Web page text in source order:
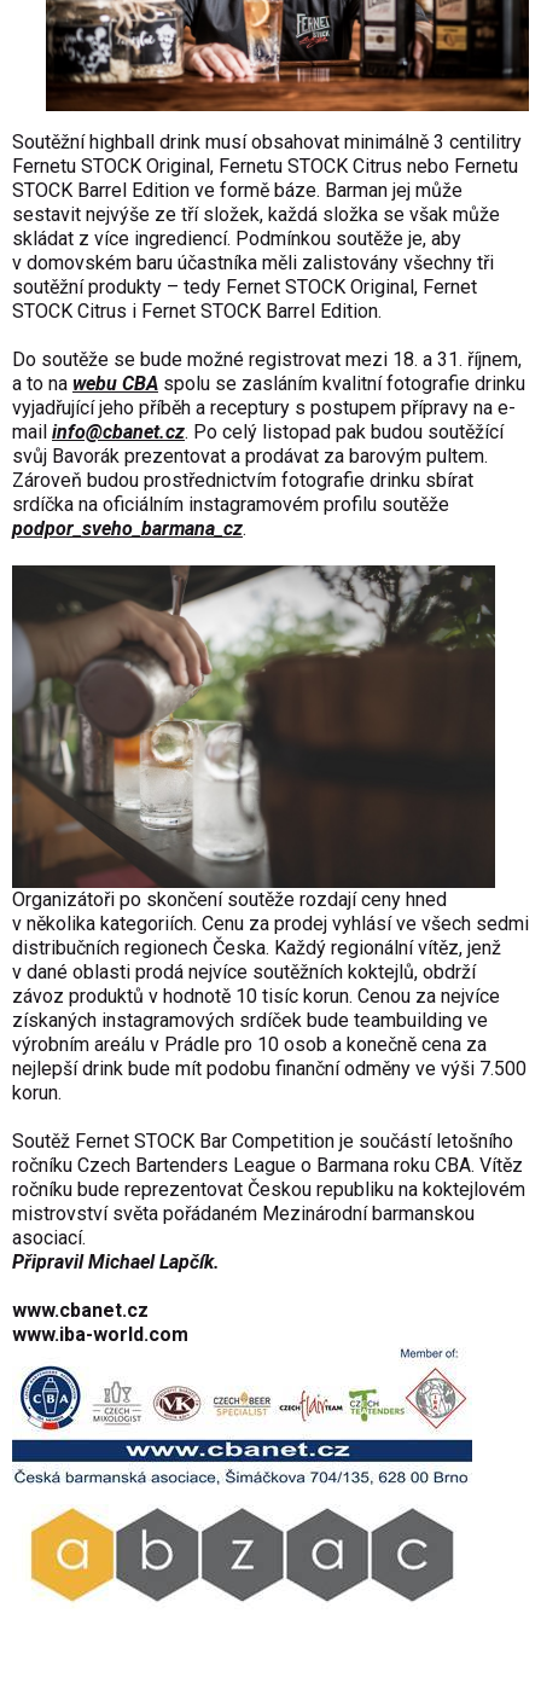
Soutěžní highball drink musí obsahovat minimálně 3 centilitry
Fernetu STOCK Original, Fernetu STOCK Citrus nebo Fernetu
STOCK Barrel Edition ve formě báze. Barman jej může
sestavit nejvýše ze tří složek, každá složka se však může
skládat z více ingrediencí. Podmínkou soutěže je, aby
v domovském baru účastníka měli zalistovány všechny tři
soutěžní produkty – tedy Fernet STOCK Original, Fernet
STOCK Citrus i Fernet STOCK Barrel Edition.
Do soutěže se bude možné registrovat mezi 18. a 31. říjnem,
a to na webu CBA spolu se zasláním kvalitní fotografie drinku
vyjadřující jeho příběh a receptury s postupem přípravy na e-
mail info@cbanet.cz. Po celý listopad pak budou soutěžící
svůj Bavorák prezentovat a prodávat za barovým pultem.
Zároveň budou prostřednictvím fotografie drinku sbírat
srdíčka na oficiálním instagramovém profilu soutěže
podpor_sveho_barmana_cz.
Organizátoři po skončení soutěže rozdají ceny hned
v několika kategoriích. Cenu za prodej vyhlásí ve všech sedmi
distribučních regionech Česka. Každý regionální vítěz, jenž
v dané oblasti prodá nejvíce soutěžních koktejlů, obdrží
závoz produktů v hodnotě 10 tisíc korun. Cenou za nejvíce
získaných instagramových srdíček bude teambuilding ve
výrobním areálu v Prádle pro 10 osob a konečně cena za
nejlepší drink bude mít podobu finanční odměny ve výši 7.500
korun.
Soutěž Fernet STOCK Bar Competition je součástí letošního
ročníku Czech Bartenders League o Barmana roku CBA. Vítěz
ročníku bude reprezentovat Českou republiku na koktejlovém
mistrovství světa pořádaném Mezinárodní barmanskou
asociací.
Připravil Michael Lapčík.
www.cbanet.cz
www.iba-world.com